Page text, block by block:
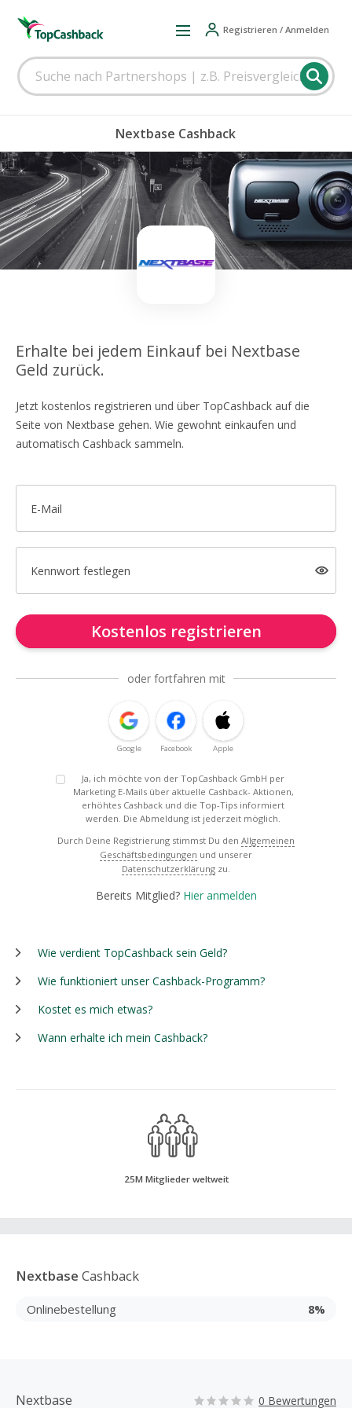
Registrieren / Anmelden
Nextbase Cashback
Erhalte bei jedem Einkauf bei Nextbase
Geld zurück.
Jetzt kostenlos registrieren und über TopCashback auf die
Seite von Nextbase gehen. Wie gewohnt einkaufen und
automatisch Cashback sammeln.
E-Mail
Kennwort festlegen
Kostenlos registrieren
oder fortfahren mit
Google Facebook Apple
Ja, ich möchte von der TopCashback GmbH per
Marketing E-Mails über aktuelle Cashback- Aktionen,
erhöhtes Cashback und die Top-Tips informiert
werden. Die Abmeldung ist jederzeit möglich.
Durch Deine Registrierung stimmst Du den Allgemeinen
Geschäftsbedingungen und unserer
Datenschutzerklärung zu.
Bereits Mitglied? Hier anmelden
Wie verdient TopCashback sein Geld?
Wie funktioniert unser Cashback-Programm?
Kostet es mich etwas?
Wann erhalte ich mein Cashback?
25M Mitglieder weltweit
Nextbase Cashback
Onlinebestellung 8%
Nextbase 0 Bewertungen